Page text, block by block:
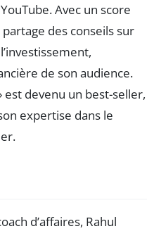
Avec un score
partage des conseils sur
de son audience.
est devenu un best-seller,
expertise dans le
d’affaires, Rahul